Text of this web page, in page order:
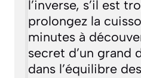
l’inverse, s’il est
prolongez la
minutes à
secret d’un grand
dans l’équilibre